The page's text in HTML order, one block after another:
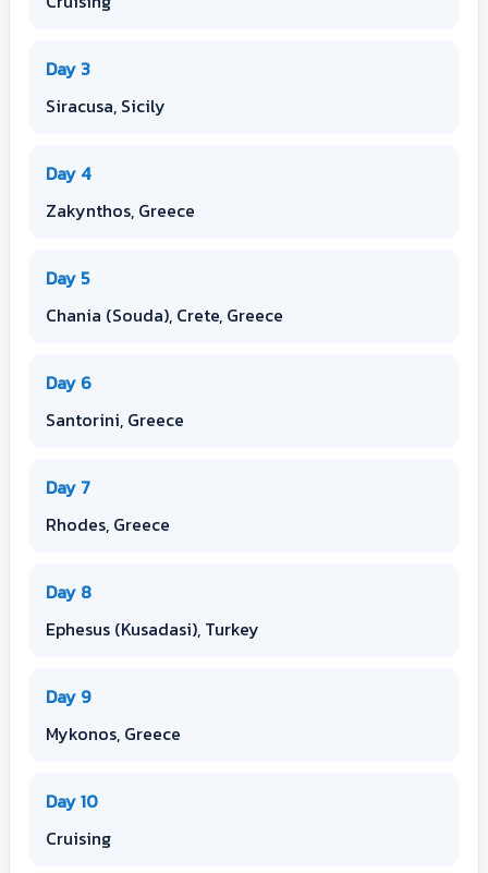
Day 3
Siracusa, Sicily
Day 4
Zakynthos, Greece
Day 5
Chania (Souda), Crete, Greece
Day 6
Santorini, Greece
Day 7
Rhodes, Greece
Day 8
Ephesus (Kusadasi), Turkey
Day 9
Mykonos, Greece
Day 10
Cruising